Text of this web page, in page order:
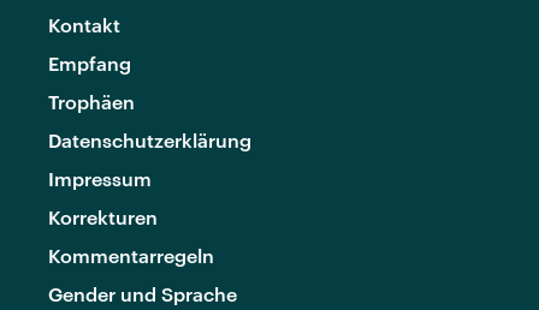
Kontakt
Empfang
Trophäen
Datenschutzerklärung
Impressum
Korrekturen
Kommentarregeln
Gender und Sprache